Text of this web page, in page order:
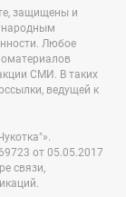
защищены и
Любое
СМИ. В таких
ведущей к
от 05.05.2017
связи,